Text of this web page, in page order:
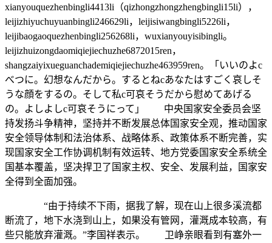
xianyouquezhenbingli4413li（qizhongzhongzhengbingli15li），
leijizhiyuchuyuanbingli246629li，leijisiwangbingli5226li，
leijibaogaoquezhenbingli256268li，wuxianyouyisibingli。
leijizhuizongdaomiqiejiechuzhe6872015ren，
shangzaiyixueguanchademiqiejiechuzhe463959ren。「いいのよc
べつに。幻想なんだから。するとねcあなたはすごく哀しそ
うな顔をするの。そして私c可哀そうだから慰めてあげる
の。よしよしc可哀そうにって」 中央国家安全委员会坚
持发扬斗争精神，坚持并不断发展总体国家安全观，推动国家
安全领导体制和法治体系、战略体系、政策体系不断完善，实
现国家安全工作协调机制有效运转、地方党委国家安全系统全
国基本覆盖，坚决捍卫了国家主权、安全、发展利益，国家安
全得到全面加强。
“由于持续不下雨，据我了解，现在山上很多溪流都
断流了，地下水浇到山上，如果没有管网，灌溉成本较高，有
些只能放弃灌溉。”李国祥表示。 卫峥亲眼看到有塞外一